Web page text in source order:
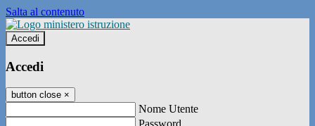
Salta al contenuto
Accedi
Accedi
button close ×
Nome Utente